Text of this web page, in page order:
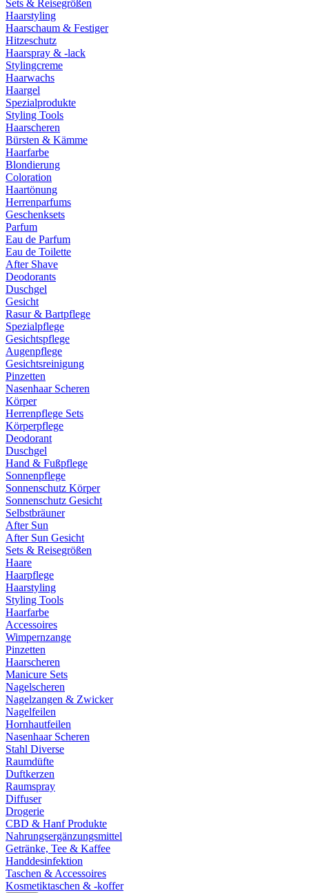
Sets & Reisegrößen
Haarstyling
Haarschaum & Festiger
Hitzeschutz
Haarspray & -lack
Stylingcreme
Haarwachs
Haargel
Spezialprodukte
Styling Tools
Haarscheren
Bürsten & Kämme
Haarfarbe
Blondierung
Coloration
Haartönung
Herrenparfums
Geschenksets
Parfum
Eau de Parfum
Eau de Toilette
After Shave
Deodorants
Duschgel
Gesicht
Rasur & Bartpflege
Spezialpflege
Gesichtspflege
Augenpflege
Gesichtsreinigung
Pinzetten
Nasenhaar Scheren
Körper
Herrenpflege Sets
Körperpflege
Deodorant
Duschgel
Hand & Fußpflege
Sonnenpflege
Sonnenschutz Körper
Sonnenschutz Gesicht
Selbstbräuner
After Sun
After Sun Gesicht
Sets & Reisegrößen
Haare
Haarpflege
Haarstyling
Styling Tools
Haarfarbe
Accessoires
Wimpernzange
Pinzetten
Haarscheren
Manicure Sets
Nagelscheren
Nagelzangen & Zwicker
Nagelfeilen
Hornhautfeilen
Nasenhaar Scheren
Stahl Diverse
Raumdüfte
Duftkerzen
Raumspray
Diffuser
Drogerie
CBD & Hanf Produkte
Nahrungsergänzungsmittel
Getränke, Tee & Kaffee
Handdesinfektion
Taschen & Accessoires
Kosmetiktaschen & -koffer